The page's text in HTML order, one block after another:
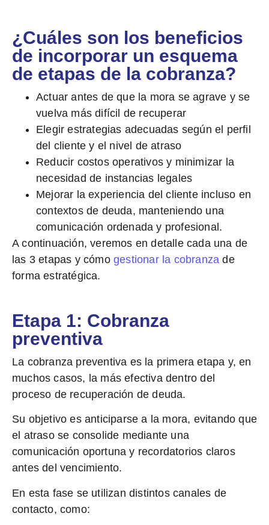
¿Cuáles son los beneficios
de incorporar un esquema
de etapas de la cobranza?
Actuar antes de que la mora se agrave y se
vuelva más difícil de recuperar
Elegir estrategias adecuadas según el perfil
del cliente y el nivel de atraso
Reducir costos operativos y minimizar la
necesidad de instancias legales
Mejorar la experiencia del cliente incluso en
contextos de deuda, manteniendo una
comunicación ordenada y profesional.
A continuación, veremos en detalle cada una de
las 3 etapas y cómo gestionar la cobranza de
forma estratégica.
Etapa 1: Cobranza
preventiva
La cobranza preventiva es la primera etapa y, en
muchos casos, la más efectiva dentro del
proceso de recuperación de deuda.
Su objetivo es anticiparse a la mora, evitando que
el atraso se consolide mediante una
comunicación oportuna y recordatorios claros
antes del vencimiento.
En esta fase se utilizan distintos canales de
contacto, como: